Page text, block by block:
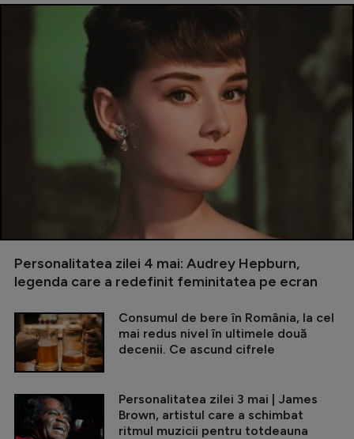
Personalitatea zilei 4 mai: Audrey Hepburn,
legenda care a redefinit feminitatea pe ecran
Consumul de bere în România, la cel
mai redus nivel în ultimele două
decenii. Ce ascund cifrele
Personalitatea zilei 3 mai | James
Brown, artistul care a schimbat
ritmul muzicii pentru totdeauna